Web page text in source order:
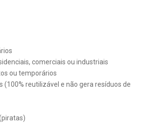
comerciais ou industriais
ou temporários
(100% reutilizável e não gera resíduos de